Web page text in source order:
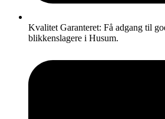
Kvalitet Garanteret: Få adgang til
blikkenslagere i Husum.